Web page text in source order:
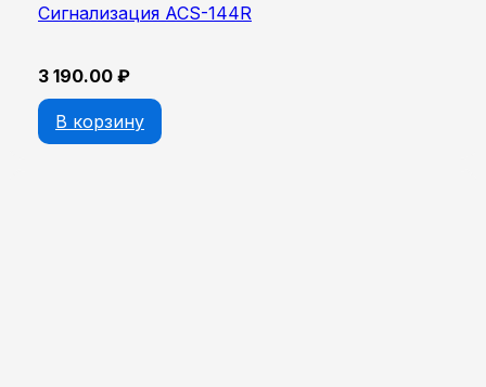
Сигнализация ACS-144R
3 190.00 ₽
В корзину